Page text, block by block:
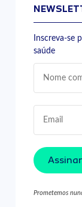
Inscreva-se
saúde
Assinar
Prometemos